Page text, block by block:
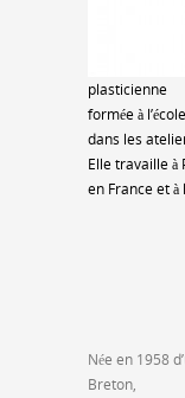
plasticienne
formée à
dans les
Elle travaille à
en France et à
Née en 1958
Breton,